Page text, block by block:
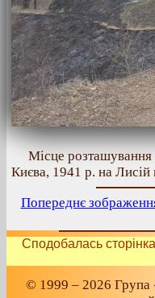
Місце
Києва, 1941 р. на
Попереднє
Сподобалась
© 1999 – 2026 Група